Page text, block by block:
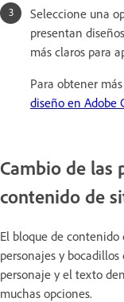
Seleccione una
presentan
más claros para
Para obtener
diseño en Adobe
Cambio de las
contenido de
El bloque de
personajes y
personaje y el texto
muchas opciones.